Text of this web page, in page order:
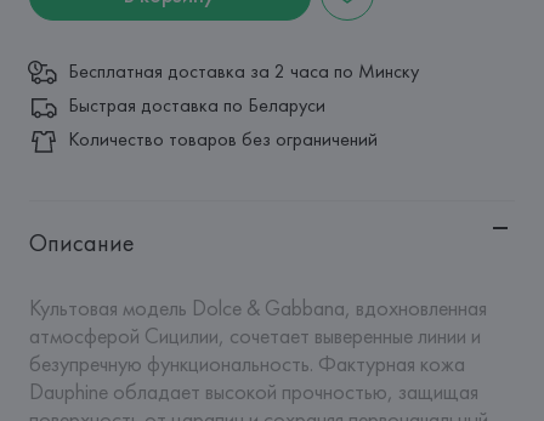
Бесплатная доставка за 2 часа по Минску
Быстрая доставка по Беларуси
Количество товаров без ограничений
Описание
Культовая модель Dolce & Gabbana, вдохновленная
атмосферой Сицилии, сочетает выверенные линии и
безупречную функциональность. Фактурная кожа
Dauphine обладает высокой прочностью, защищая